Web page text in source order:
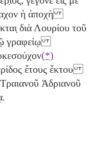
ἡ ἀποχὴ
διὰ Λουρίου τοῦ
γραφείῳ
(*)
ἔτους ἕκτου
Ἁδριανοῦ